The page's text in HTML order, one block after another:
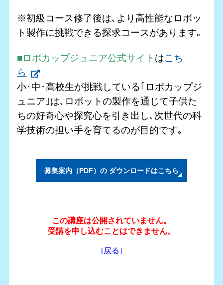
※初級コース修了後は､より高性能なロボッ
ト製作に挑戦できる探求コースがあります｡
■ロボカップジュニア公式サイト はこち
ら
小･中･高校生が挑戦している｢ロボカップジ
ュニア｣は､ロボットの製作を通じて子供た
ちの好奇心や探究心を引き出し､次世代の科
学技術の担い手を育てるのが目的です｡
募集案内（PDF）の ダウンロードはこちら